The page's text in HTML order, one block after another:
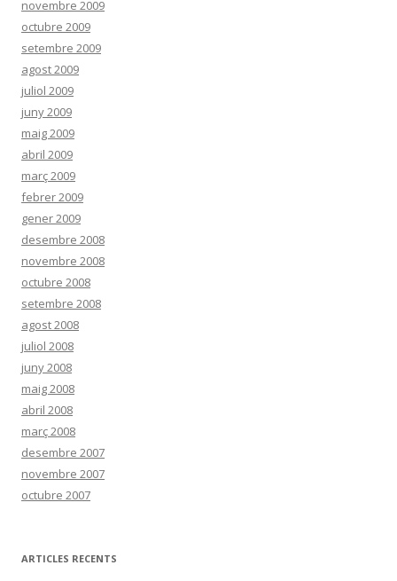
novembre 2009
octubre 2009
setembre 2009
agost 2009
juliol 2009
juny 2009
maig 2009
abril 2009
març 2009
febrer 2009
gener 2009
desembre 2008
novembre 2008
octubre 2008
setembre 2008
agost 2008
juliol 2008
juny 2008
maig 2008
abril 2008
març 2008
desembre 2007
novembre 2007
octubre 2007
ARTICLES RECENTS